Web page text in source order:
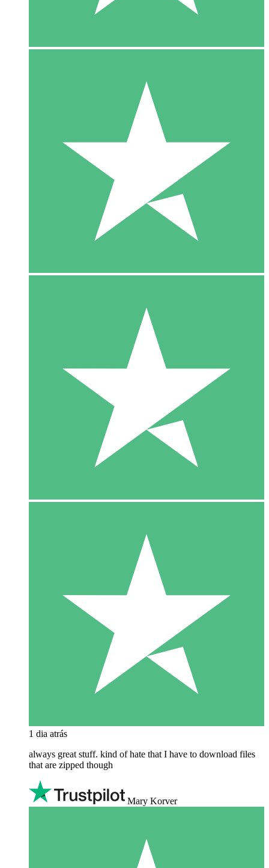
1 dia atrás
always great stuff. kind of hate that I have to download files
that are zipped though
Mary Korver